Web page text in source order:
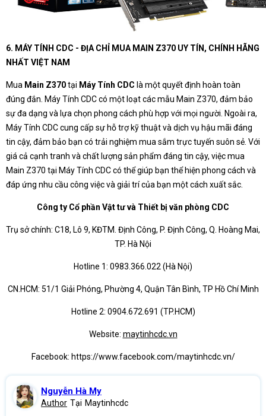
6. MÁY TÍNH CDC - ĐỊA CHỈ MUA MAIN Z370 UY TÍN, CHÍNH HÃNG
NHẤT VIỆT NAM
Mua Main Z370tại Máy Tính CDC là một quyết định hoàn toàn
đúng đắn. Máy Tính CDC có một loạt các mẫu Main Z370, đảm bảo
sự đa dạng và lựa chọn phong cách phù hợp với mọi người. Ngoài ra,
Máy Tính CDC cung cấp sự hỗ trợ kỹ thuật và dịch vụ hậu mãi đáng
tin cậy, đảm bảo bạn có trải nghiệm mua sắm trực tuyến suôn sẻ. Với
giá cả cạnh tranh và chất lượng sản phẩm đáng tin cậy, việc mua
Main Z370 tại Máy Tính CDC có thể giúp bạn thể hiện phong cách và
đáp ứng nhu cầu công việc và giải trí của bạn một cách xuất sắc.
Công ty Cổ phần Vật tư và Thiết bị văn phòng CDC
Trụ sở chính: C18, Lô 9, KĐTM. Định Công, P. Định Công, Q. Hoàng Mai,
TP. Hà Nội
Hotline 1: 0983.366.022 (Hà Nội)
CN.HCM: 51/1 Giải Phóng, Phường 4, Quận Tân Bình, TP Hồ Chí Minh
Hotline 2: 0904.672.691 (TP.HCM)
Website: maytinhcdc.vn
Facebook: https://www.facebook.com/maytinhcdc.vn/
Nguyễn Hà My
Author Tại Maytinhcdc